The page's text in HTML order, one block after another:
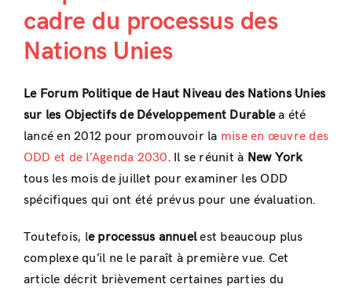
cadre du processus des
Nations Unies
Le Forum Politique de Haut Niveau des Nations Unies
sur les Objectifs de Développement Durablea été
lancé en 2012 pour promouvoir la mise en œuvre des
ODD et de l’Agenda 2030. Il se réunit à New York
tous les mois de juillet pour examiner les ODD
spécifiques qui ont été prévus pour une évaluation.
Toutefois, le processus annuelest beaucoup plus
complexe qu’il ne le paraît à première vue. Cet
article décrit brièvement certaines parties du